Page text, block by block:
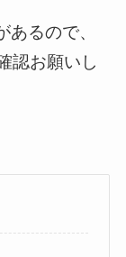
るので、
認お願いし